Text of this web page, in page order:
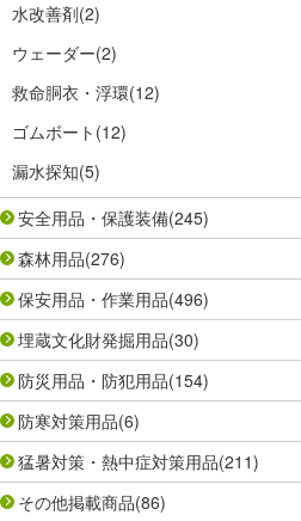
水改善剤(2)
ウェーダー(2)
救命胴衣・浮環(12)
ゴムボート (12)
漏水探知(5)
安全用品・保護装備(245)
森林用品(276)
保安用品・作業用品(496)
埋蔵文化財発掘用品(30)
防災用品・防犯用品(154)
防寒対策用品(6)
猛暑対策・熱中症対策用品(211)
その他掲載商品(86)